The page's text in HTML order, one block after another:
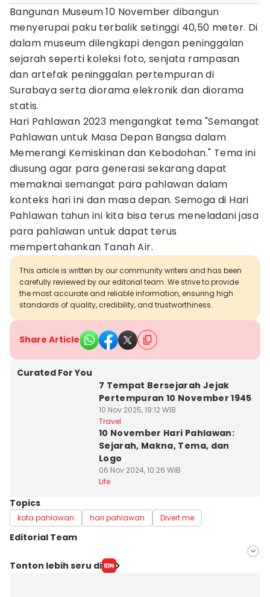
Bangunan Museum 10 November dibangun
menyerupai paku terbalik setinggi 40,50 meter. Di
dalam museum dilengkapi dengan peninggalan
sejarah seperti koleksi foto, senjata rampasan
dan artefak peninggalan pertempuran di
Surabaya serta diorama elekronik dan diorama
statis.
Hari Pahlawan 2023 mengangkat tema "Semangat
Pahlawan untuk Masa Depan Bangsa dalam
Memerangi Kemiskinan dan Kebodohan." Tema ini
diusung agar para generasi sekarang dapat
memaknai semangat para pahlawan dalam
konteks hari ini dan masa depan. Semoga di Hari
Pahlawan tahun ini kita bisa terus meneladani jasa
para pahlawan untuk dapat terus
mempertahankan Tanah Air.
This article is written by our community writers and has been
carefully reviewed by our editorial team. We strive to provide
the most accurate and reliable information, ensuring high
standards of quality, credibility, and trustworthiness.
Share Article
Curated For You
7 Tempat Bersejarah Jejak
Pertempuran 10 November 1945
10 Nov 2025, 19:12 WIB
Travel
10 November Hari Pahlawan:
Sejarah, Makna, Tema, dan
Logo
06 Nov 2024, 10:26 WIB
Life
Topics
kota pahlawan hari pahlawan Divert me
Editorial Team
Editor
Tonton lebih seru di